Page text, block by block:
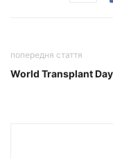
попередня стаття
World Transplant Day